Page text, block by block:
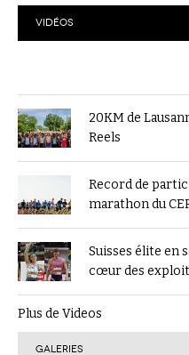
VIDÉOS
20KM de
Reels
Record de
marathon du
Suisses élite en
cœur des
Plus de Videos
GALERIES